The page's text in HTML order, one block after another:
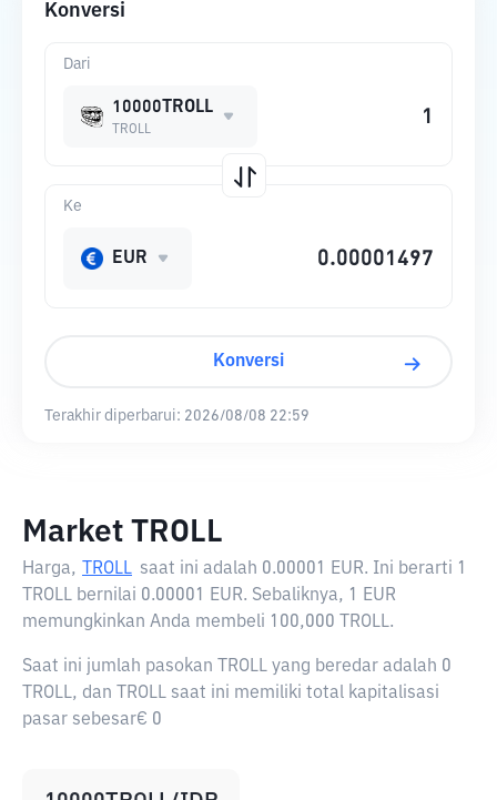
Konversi
Dari
10000TROLL
TROLL
Ke
EUR
Konversi
Terakhir diperbarui: 2026/08/08 22:59
Market TROLL
Harga, TROLL saat ini adalah 0.00001 EUR. Ini berarti 1
TROLL bernilai 0.00001 EUR. Sebaliknya, 1 EUR
memungkinkan Anda membeli 100,000 TROLL.
Saat ini jumlah pasokan TROLL yang beredar adalah 0
TROLL, dan TROLL saat ini memiliki total kapitalisasi
pasar sebesar€ 0